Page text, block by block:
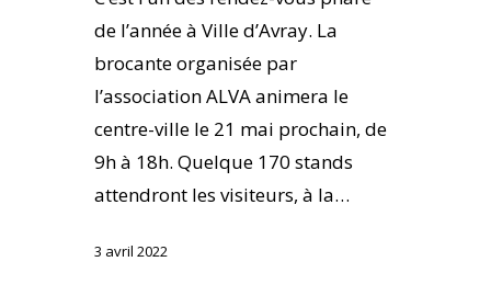
de l’année à Ville d’Avray. La
brocante organisée par
l’association ALVA animera le
centre-ville le 21 mai prochain, de
9h à 18h. Quelque 170 stands
attendront les visiteurs, à la…
3 avril 2022